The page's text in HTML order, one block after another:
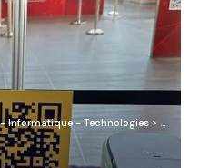
Informatique - Technologies > Blog